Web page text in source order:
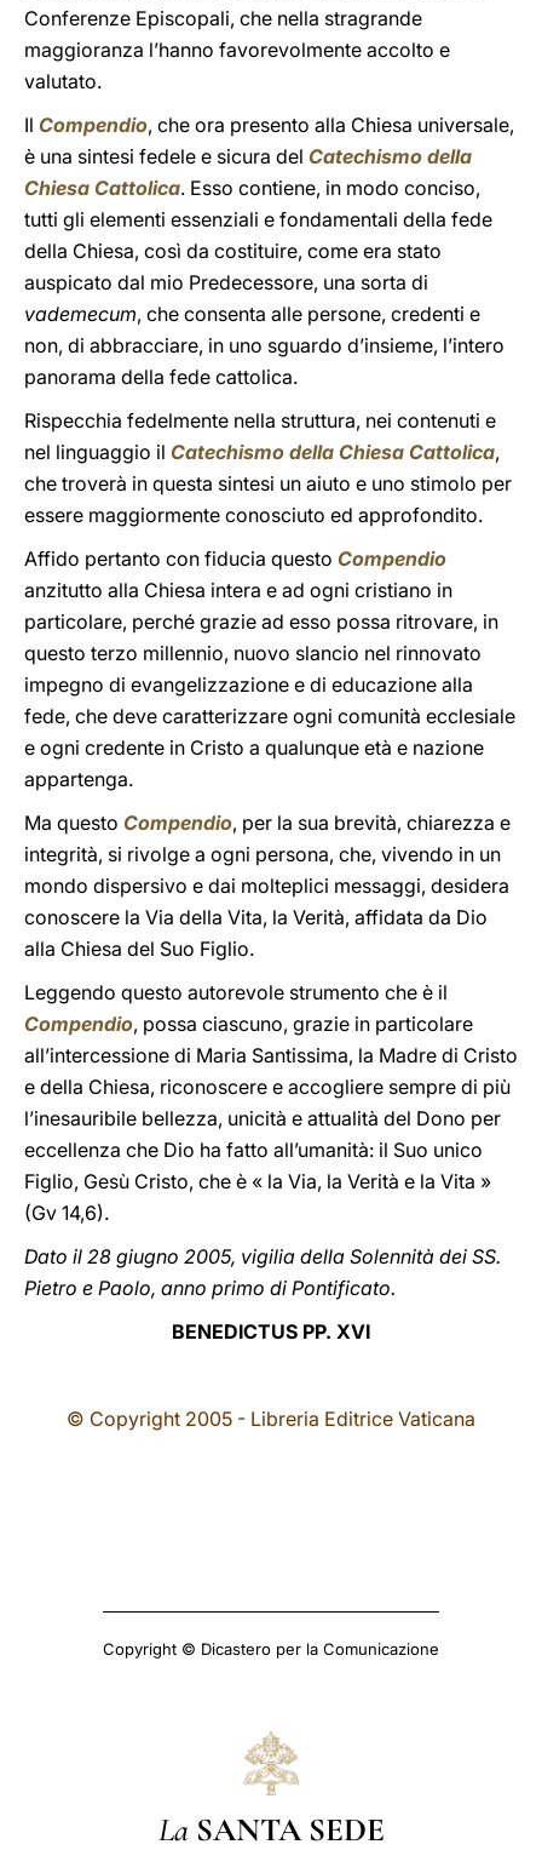
Conferenze Episcopali, che nella stragrande
maggioranza l’hanno favorevolmente accolto e
valutato.
Il Compendio, che ora presento alla Chiesa universale,
è una sintesi fedele e sicura del Catechismo della
Chiesa Cattolica. Esso contiene, in modo conciso,
tutti gli elementi essenziali e fondamentali della fede
della Chiesa, così da costituire, come era stato
auspicato dal mio Predecessore, una sorta di
vademecum, che consenta alle persone, credenti e
non, di abbracciare, in uno sguardo d’insieme, l’intero
panorama della fede cattolica.
Rispecchia fedelmente nella struttura, nei contenuti e
nel linguaggio il Catechismo della Chiesa Cattolica,
che troverà in questa sintesi un aiuto e uno stimolo per
essere maggiormente conosciuto ed approfondito.
Affido pertanto con fiducia questo Compendio
anzitutto alla Chiesa intera e ad ogni cristiano in
particolare, perché grazie ad esso possa ritrovare, in
questo terzo millennio, nuovo slancio nel rinnovato
impegno di evangelizzazione e di educazione alla
fede, che deve caratterizzare ogni comunità ecclesiale
e ogni credente in Cristo a qualunque età e nazione
appartenga.
Ma questo Compendio, per la sua brevità, chiarezza e
integrità, si rivolge a ogni persona, che, vivendo in un
mondo dispersivo e dai molteplici messaggi, desidera
conoscere la Via della Vita, la Verità, affidata da Dio
alla Chiesa del Suo Figlio.
Leggendo questo autorevole strumento che è il
Compendio, possa ciascuno, grazie in particolare
all’intercessione di Maria Santissima, la Madre di Cristo
e della Chiesa, riconoscere e accogliere sempre di più
l’inesauribile bellezza, unicità e attualità del Dono per
eccellenza che Dio ha fatto all’umanità: il Suo unico
Figlio, Gesù Cristo, che è « la Via, la Verità e la Vita »
(Gv 14,6).
Dato il 28 giugno 2005, vigilia della Solennità dei SS.
Pietro e Paolo, anno primo di Pontificato.
BENEDICTUS PP. XVI
© Copyright 2005 - Libreria Editrice Vaticana
Copyright © Dicastero per la Comunicazione
La SANTA SEDE